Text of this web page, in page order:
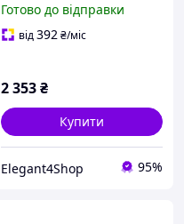
Готово до відправки
від392₴/міс
2 353₴
Купити
Elegant4Shop 95%